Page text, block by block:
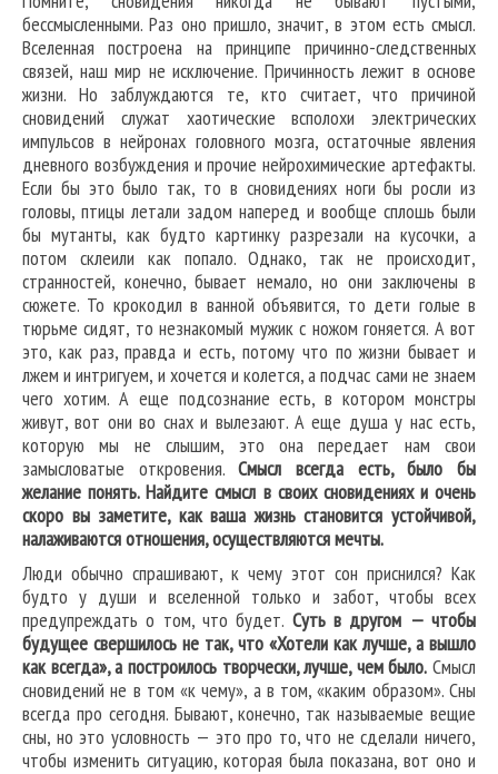
бессмысленными. Раз оно пришло, значит, в этом есть смысл.
Вселенная построена на принципе причинно-следственных
связей, наш мир не исключение. Причинность лежит в основе
жизни. Но заблуждаются те, кто считает, что причиной
сновидений служат хаотические всполохи электрических
импульсов в нейронах головного мозга, остаточные явления
дневного возбуждения и прочие нейрохимические артефакты.
Если бы это было так, то в сновидениях ноги бы росли из
головы, птицы летали задом наперед и вообще сплошь были
бы мутанты, как будто картинку разрезали на кусочки, а
потом склеили как попало. Однако, так не происходит,
странностей, конечно, бывает немало, но они заключены в
сюжете. То крокодил в ванной объявится, то дети голые в
тюрьме сидят, то незнакомый мужик с ножом гоняется. А вот
это, как раз, правда и есть, потому что по жизни бывает и
лжем и интригуем, и хочется и колется, а подчас сами не знаем
чего хотим. А еще подсознание есть, в котором монстры
живут, вот они во снах и вылезают. А еще душа у нас есть,
которую мы не слышим, это она передает нам свои
замысловатые откровения.Смысл всегда есть, было бы
желание понять. Найдите смысл в своих сновидениях и очень
скоро вы заметите, как ваша жизнь становится устойчивой,
налаживаются отношения, осуществляются мечты.
Люди обычно спрашивают, к чему этот сон приснился? Как
будто у души и вселенной только и забот, чтобы всех
предупреждать о том, что будет. Суть в другом — чтобы
будущее свершилось не так, что «Хотели как лучше, а вышло
как всегда», а построилось творчески, лучше, чем было. Смысл
сновидений не в том «к чему», а в том, «каким образом». Сны
всегда про сегодня. Бывают, конечно, так называемые вещие
сны, но это условность — это про то, что не сделали ничего,
чтобы изменить ситуацию, которая была показана, вот оно и